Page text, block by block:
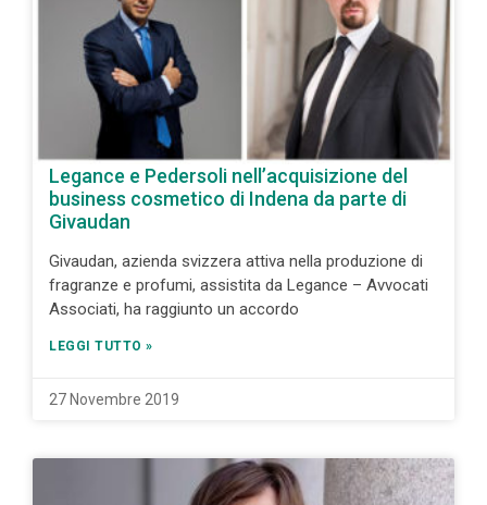
Legance e Pedersoli nell’acquisizione del
business cosmetico di Indena da parte di
Givaudan
Givaudan, azienda svizzera attiva nella produzione di
fragranze e profumi, assistita da Legance – Avvocati
Associati, ha raggiunto un accordo
LEGGI TUTTO »
27 Novembre 2019